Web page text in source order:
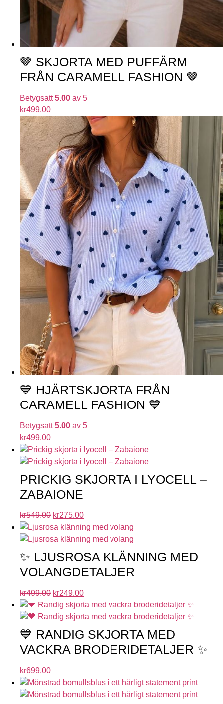
🤎 SKJORTA MED PUFFÄRM
FRÅN CARAMELL FASHION 🤎
Betygsatt5.00 av 5
kr499.00
💙 HJÄRTSKJORTA FRÅN
CARAMELL FASHION 💙
Betygsatt5.00 av 5
kr499.00
PRICKIG SKJORTA I LYOCELL –
ZABAIONE
kr549.00 kr275.00
✨ LJUSROSA KLÄNNING MED
VOLANGDETALJER
kr499.00 kr249.00
💙 RANDIG SKJORTA MED
VACKRA BRODERIDETALJER ✨
kr699.00